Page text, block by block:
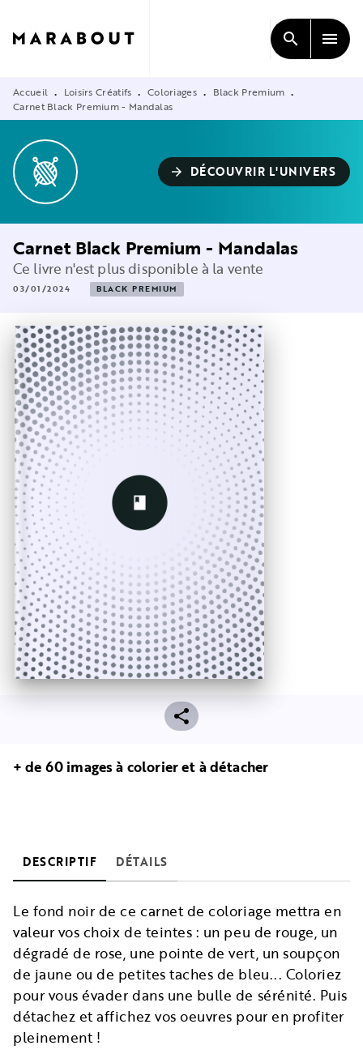
CONTENU
search menu
Accueil • Loisirs Créatifs • Coloriages • Black Premium •
Carnet Black Premium - Mandalas
arrow_forward DÉCOUVRIR L'UNIVERS
Carnet Black Premium - Mandalas
Ce livre n'est plus disponible à la vente
03/01/2024 BLACK PREMIUM
+ de 60 images à colorier et à détacher
DESCRIPTIF DÉTAILS
Le fond noir de ce carnet de coloriage mettra en
valeur vos choix de teintes : un peu de rouge, un
dégradé de rose, une pointe de vert, un soupçon
de jaune ou de petites taches de bleu... Coloriez
pour vous évader dans une bulle de sérénité. Puis
détachez et affichez vos oeuvres pour en profiter
pleinement !